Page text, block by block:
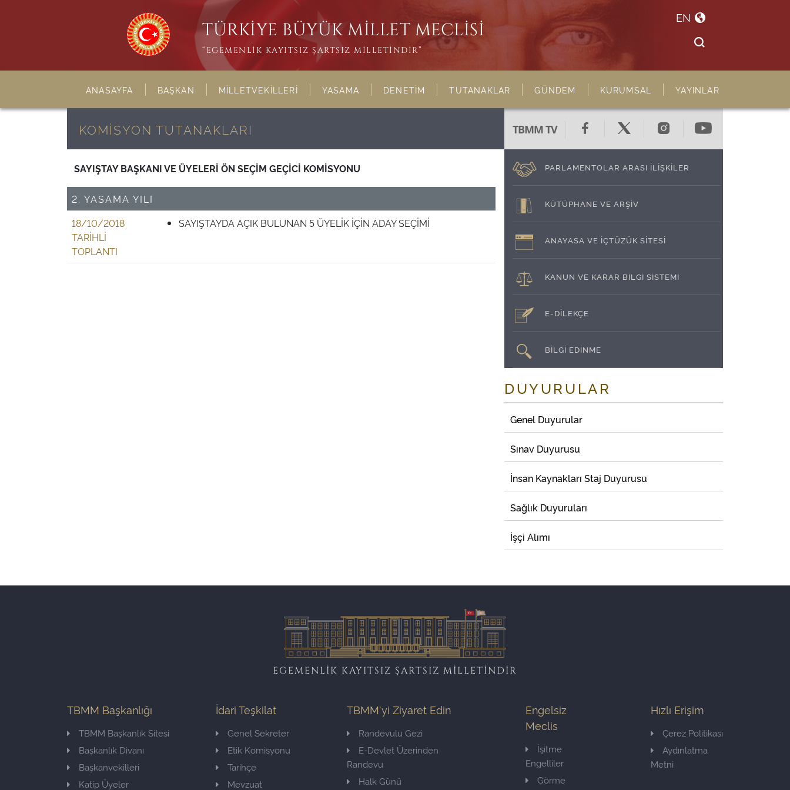
TÜRKİYE BÜYÜK MİLLET MECLİSİ
“EGEMENLİK KAYITSIZ ŞARTSIZ MİLLETİNDİR”
EN
ANASAYFA BAŞKAN MİLLETVEKİLLERİ YASAMA DENETİM TUTANAKLAR GÜNDEM KURUMSAL YAYINLAR
KOMİSYON TUTANAKLARI
SAYIŞTAY BAŞKANI VE ÜYELERİ ÖN SEÇİM GEÇİCİ KOMİSYONU
2. YASAMA YILI
18/10/2018
TARİHLİ
TOPLANTI
SAYIŞTAYDA AÇIK BULUNAN 5 ÜYELİK İÇİN ADAY SEÇİMİ
TBMM TV
PARLAMENTOLAR ARASI İLİŞKİLER
KÜTÜPHANE VE ARŞİV
ANAYASA VE İÇTÜZÜK SİTESİ
KANUN VE KARAR BİLGİ SİSTEMİ
E-DİLEKÇE
BİLGİ EDİNME
DUYURULAR
Genel Duyurular
Sınav Duyurusu
İnsan Kaynakları Staj Duyurusu
Sağlık Duyuruları
İşçi Alımı
EGEMENLİK KAYITSIZ ŞARTSIZ MİLLETİNDİR
TBMM Başkanlığı
TBMM Başkanlık Sitesi
Başkanlık Divanı
Başkanvekilleri
Katip Üyeler
İdari Teşkilat
Genel Sekreter
Etik Komisyonu
Tarihçe
Mevzuat
TBMM'yi Ziyaret Edin
Randevulu Gezi
E-Devlet Üzerinden
Randevu
Halk Günü
Engelsiz
Meclis
İşitme
Engelliler
Görme
Hızlı Erişim
Çerez Politikası
Aydınlatma
Metni